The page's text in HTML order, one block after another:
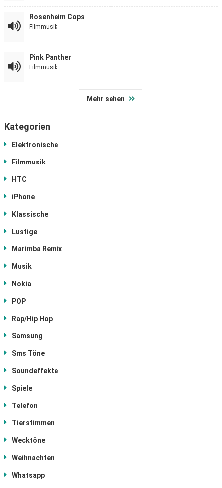
Rosenheim Cops
Filmmusik
Pink Panther
Filmmusik
Mehr sehen
Kategorien
Elektronische
Filmmusik
HTC
iPhone
Klassische
Lustige
Marimba Remix
Musik
Nokia
POP
Rap/Hip Hop
Samsung
Sms Töne
Soundeffekte
Spiele
Telefon
Tierstimmen
Wecktöne
Weihnachten
Whatsapp